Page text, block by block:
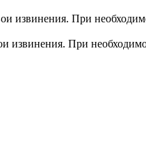
извинения. При
извинения. При